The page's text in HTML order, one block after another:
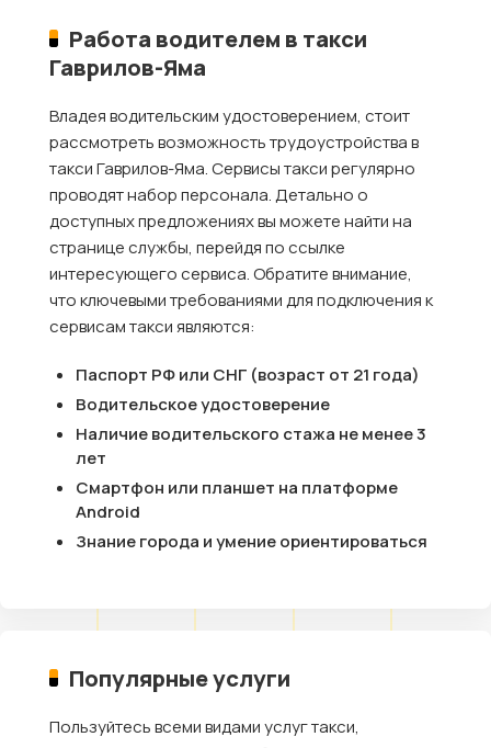
Работа водителем в такси
Гаврилов-Яма
Владея водительским удостоверением, стоит
рассмотреть возможность трудоустройства в
такси Гаврилов-Яма. Сервисы такси регулярно
проводят набор персонала. Детально о
доступных предложениях вы можете найти на
странице службы, перейдя по ссылке
интересующего сервиса. Обратите внимание,
что ключевыми требованиями для подключения к
сервисам такси являются:
Паспорт РФ или СНГ (возраст от 21 года)
Водительское удостоверение
Наличие водительского стажа не менее 3
лет
Смартфон или планшет на платформе
Android
Знание города и умение ориентироваться
Популярные услуги
Пользуйтесь всеми видами услуг такси,